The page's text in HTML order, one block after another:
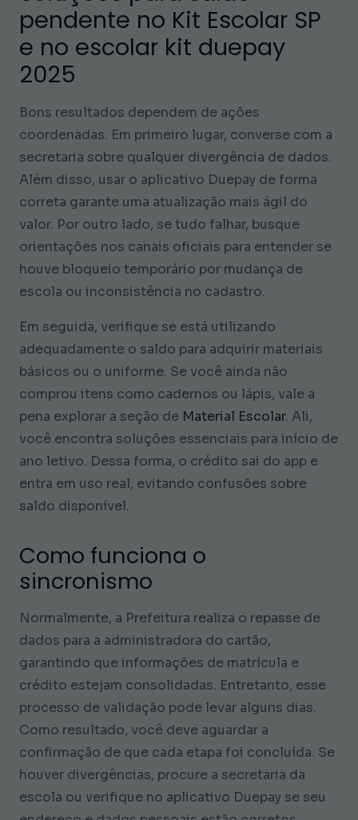
pendente no Kit Escolar SP
e no escolar kit duepay
2025
Bons resultados dependem de ações
coordenadas. Em primeiro lugar, converse com a
secretaria sobre qualquer divergência de dados.
Além disso, usar o aplicativo Duepay de forma
correta garante uma atualização mais ágil do
valor. Por outro lado, se tudo falhar, busque
orientações nos canais oficiais para entender se
houve bloqueio temporário por mudança de
escola ou inconsistência no cadastro.
Em seguida, verifique se está utilizando
adequadamente o saldo para adquirir materiais
básicos ou o uniforme. Se você ainda não
comprou itens como cadernos ou lápis, vale a
pena explorar a seção de Material Escolar. Ali,
você encontra soluções essenciais para início de
ano letivo. Dessa forma, o crédito sai do app e
entra em uso real, evitando confusões sobre
saldo disponível.
Como funciona o
sincronismo
Normalmente, a Prefeitura realiza o repasse de
dados para a administradora do cartão,
garantindo que informações de matrícula e
crédito estejam consolidadas. Entretanto, esse
processo de validação pode levar alguns dias.
Como resultado, você deve aguardar a
confirmação de que cada etapa foi concluída. Se
houver divergências, procure a secretaria da
escola ou verifique no aplicativo Duepay se seu